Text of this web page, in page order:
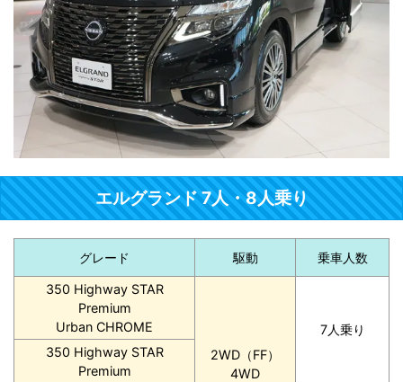
エルグランド 7人・8人乗り
グレード 駆動 乗車人数
350 Highway STAR
Premium
Urban CHROME
2WD（FF）
4WD
7人乗り
350 Highway STAR
Premium